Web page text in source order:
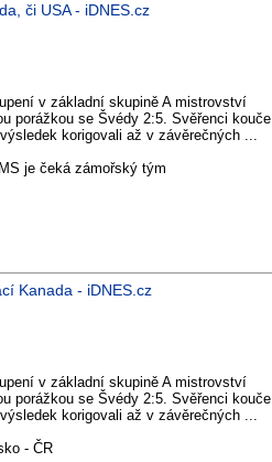
či USA - iDNES.cz
v základní skupině A mistrovství
porážkou se Švédy 2:5. Svěřenci kouče
korigovali až v závěrečných ...
je čeká zámořský tým
Kanada - iDNES.cz
v základní skupině A mistrovství
porážkou se Švédy 2:5. Svěřenci kouče
korigovali až v závěrečných ...
- ČR